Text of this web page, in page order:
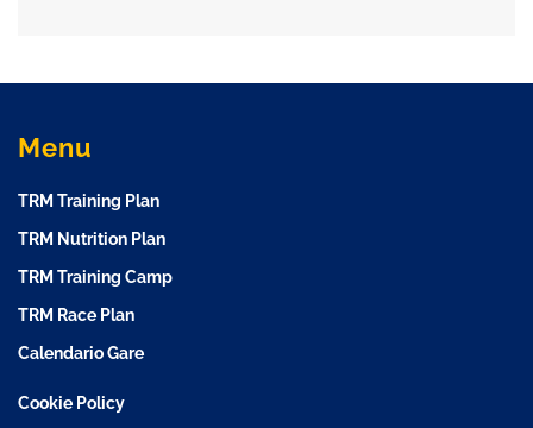
Menu
TRM Training Plan
TRM Nutrition Plan
TRM Training Camp
TRM Race Plan
Calendario Gare
Cookie Policy